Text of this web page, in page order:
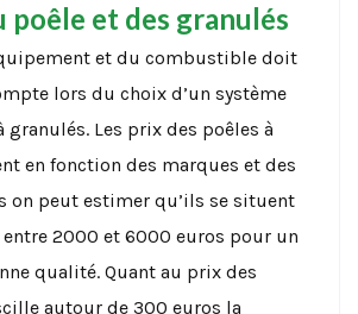
poêle et des granulés
et du combustible doit
lors du choix d’un système
granulés. Les prix des poêles à
en fonction des marques et des
on peut estimer qu’ils se situent
2000 et 6000 euros pour un
qualité. Quant au prix des
autour de 300 euros la